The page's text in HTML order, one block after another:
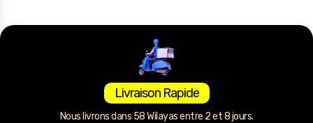
Livraison Rapide
Nous livrons dans 58 Wilayas entre 2 et 8 jours.